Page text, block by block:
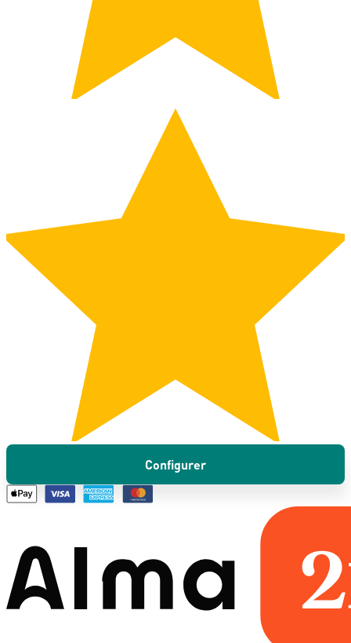
Configurer